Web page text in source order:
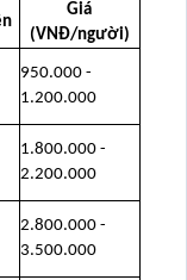
Giá
(VNĐ/người)
950.000 -
1.200.000
1.800.000 -
2.200.000
2.800.000 -
3.500.000